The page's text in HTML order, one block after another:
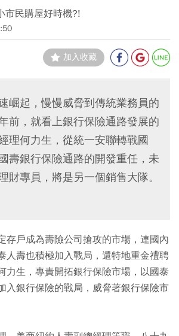
市民購屋好時機?!
加入收藏
崛起，慢慢威脅到傳統業務員的
前，就看上銀行保險通路發展的
理何力生，從統一安聯轉戰國
壽銀行保險通路的開發重任，未
財專員，將是另一個銷售大隊。
存戶成為壽險公司搶攻的市場，連國內
人壽也積極加入戰局，還特地重金禮聘
力生，專責開拓銀行保險市場，以國泰
入銀行保險的戰局，威脅著銀行保險市